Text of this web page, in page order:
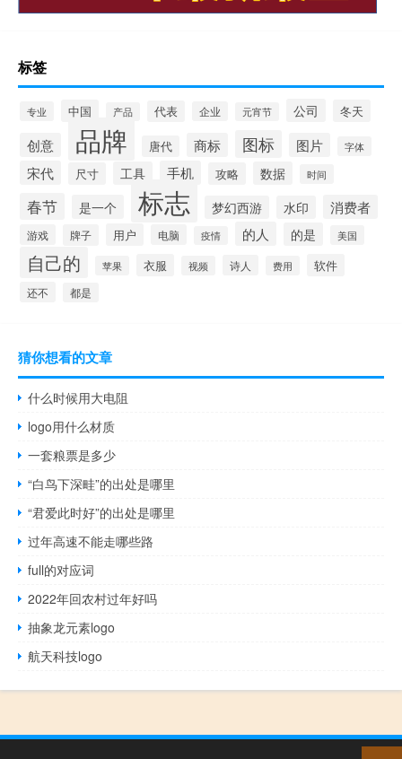
标签
专业 中国 产品 代表 企业 元宵节 公司 冬天
创意 品牌 唐代 商标 图标 图片 字体
宋代 尺寸 工具 手机 攻略 数据 时间
春节 是一个 标志 梦幻西游 水印 消费者
游戏 牌子 用户 电脑 疫情 的人 的是 美国
自己的 苹果 衣服 视频 诗人 费用 软件
还不 都是
猜你想看的文章
什么时候用大电阻
logo用什么材质
一套粮票是多少
“白鸟下深畦”的出处是哪里
“君爱此时好”的出处是哪里
过年高速不能走哪些路
full的对应词
2022年回农村过年好吗
抽象龙元素logo
航天科技logo